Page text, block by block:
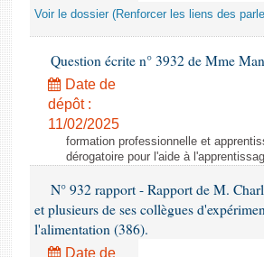
Voir le dossier (Renforcer les liens des
Question écrite n° 3932 de Mme
Date de
dépôt :
11/02/2025
formation professionnelle et
dérogatoire pour l'aide à
N° 932 rapport - Rapport de M.
et plusieurs de ses collègues
l'alimentation (386).
Date de